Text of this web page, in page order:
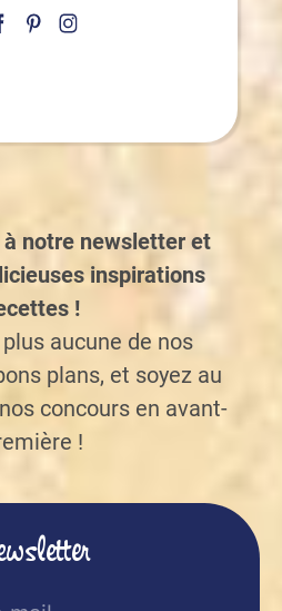
notre newsletter et
inspirations
!
aucune de nos
plans, et soyez au
concours en avant-
!